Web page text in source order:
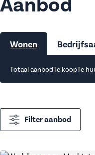
Wonen
Totaal aanbodTe koopTe
Filter aanbod